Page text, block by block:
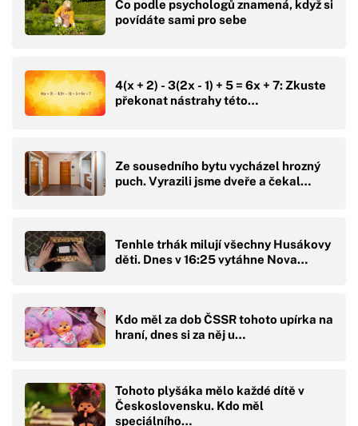
Co podle psychologů znamená, když si
povídáte sami pro sebe
4(x + 2) - 3(2x - 1) + 5 = 6x + 7: Zkuste
překonat nástrahy této…
Ze sousedního bytu vycházel hrozný
puch. Vyrazili jsme dveře a čekal…
Tenhle trhák milují všechny Husákovy
děti. Dnes v 16:25 vytáhne Nova…
Kdo měl za dob ČSSR tohoto upírka na
hraní, dnes si za něj u…
Tohoto plyšáka mělo každé dítě v
Československu. Kdo měl
speciálního…